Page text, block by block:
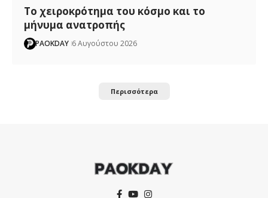
Το χειροκρότημα του κόσμο και το
μήνυμα ανατροπής
PAOKDAY 6 Αυγούστου 2026
Περισσότερα